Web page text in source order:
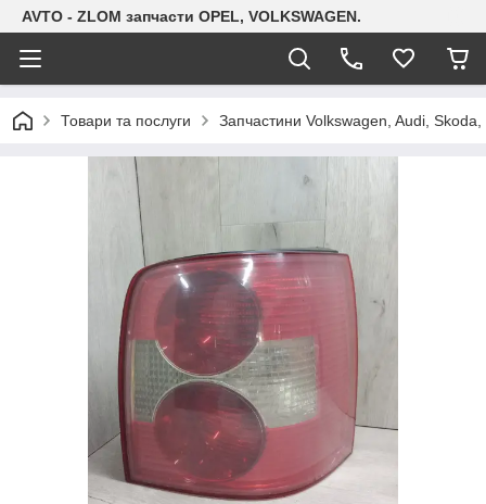
AVTO - ZLOM запчасти OPEL, VOLKSWAGEN.
Товари та послуги Запчастини Volkswagen, Audi, Skoda,